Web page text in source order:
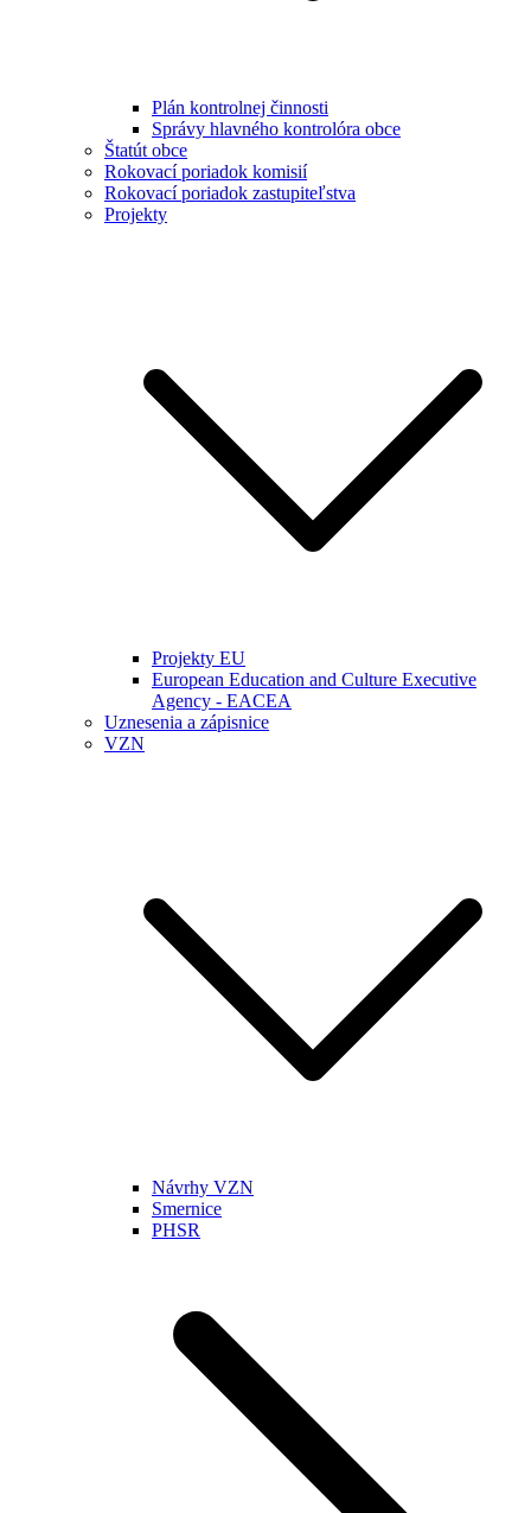
Plán kontrolnej činnosti
Správy hlavného kontrolóra obce
Štatút obce
Rokovací poriadok komisií
Rokovací poriadok zastupiteľstva
Projekty
Projekty EU
European Education and Culture Executive
Agency - EACEA
Uznesenia a zápisnice
VZN
Návrhy VZN
Smernice
PHSR